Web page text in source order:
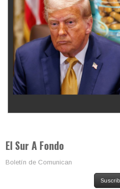
El Sur A Fondo
Boletín de Comunican